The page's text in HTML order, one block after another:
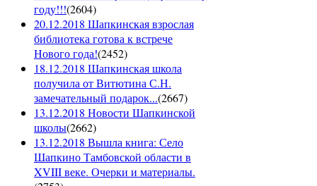
году!!!(2604)
20.12.2018 Шапкинская взрослая
библиотека готова к встрече
Нового года!(2452)
18.12.2018 Шапкинская школа
получила от Витютина С.Н.
замечательный подарок...(2667)
13.12.2018 Новости Шапкинской
школы(2662)
13.12.2018 Вышла книга: Село
Шапкино Тамбовской области в
XVIII веке. Очерки и материалы.